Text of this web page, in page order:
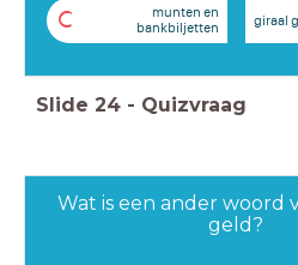
C
munten en
bankbiljetten
giraal
Slide 24 - Quizvraag
Wat is een ander woord
geld?